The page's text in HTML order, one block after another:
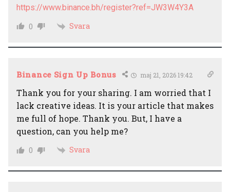
https://www.binance.bh/register?ref=JW3W4Y3A
0
Svara
Binance Sign Up Bonus maj 21, 2026 19:42
Thank you for your sharing. I am worried that I
lack creative ideas. It is your article that makes
me full of hope. Thank you. But, I have a
question, can you help me?
0 Svara